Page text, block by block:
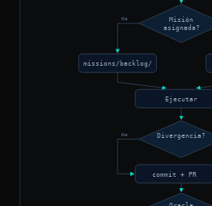
Misión
asignada?
missions/backlog/
Ejecutar
Divergencia?
commit + PR
No
No